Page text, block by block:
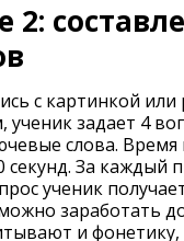
2:
с картинкой
ученик задает 4
слова. Время
секунд. За каждый
ученик
заработать
и фонетику,